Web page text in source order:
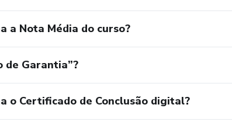
a Nota Média do curso?
de Garantia”?
o Certificado de Conclusão digital?